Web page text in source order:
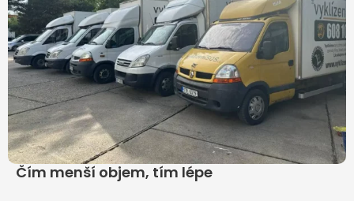
Čím menší objem, tím lépe